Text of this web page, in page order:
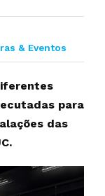
& Eventos
para
das